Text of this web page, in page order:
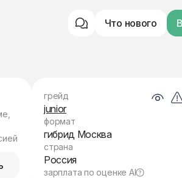
Что нового
грейд
junior
формат
гибрид Москва
страна
Россия
зарплата по оценке AI